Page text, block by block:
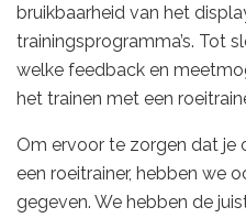
bruikbaarheid van het
trainingsprogramma’s. Tot
welke feedback en
het trainen met een
Om ervoor te zorgen dat je
een roeitrainer, hebben we
gegeven. We hebben de